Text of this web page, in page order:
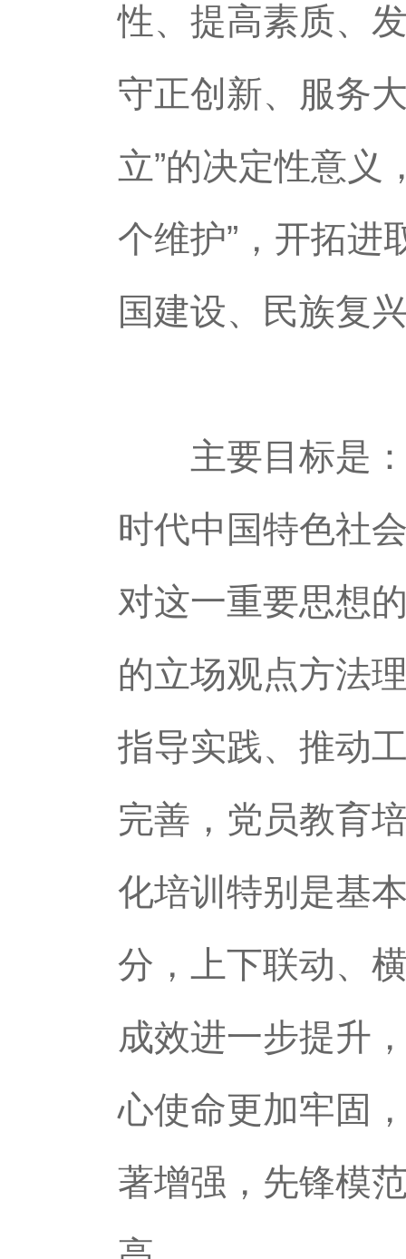
性、提高素质、
守正创新、服务
立”的决定性意义
个维护”，开拓进
国建设、民族复
主要目标是：
时代中国特色社
对这一重要思想
的立场观点方法
指导实践、推动
完善，党员教育
化培训特别是基
分，上下联动、
成效进一步提升
心使命更加牢固
著增强，先锋模